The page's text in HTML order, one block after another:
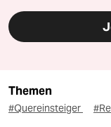
Themen
#Quereinsteiger